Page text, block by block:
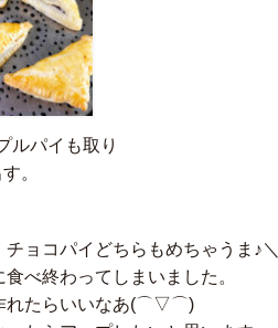
ルパイも取り
。
チョコパイどちらもめちゃうま♪
べ終わってしまいました。
れたらいいなあ(⌒▽⌒)